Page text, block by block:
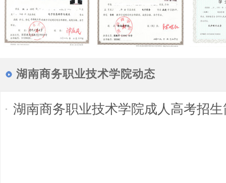
湖南商务职业技术学院动态
湖南商务职业技术学院成人高考招